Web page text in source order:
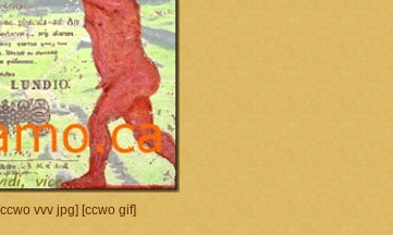
[ccwo vvv jpg] [ccwo gif]